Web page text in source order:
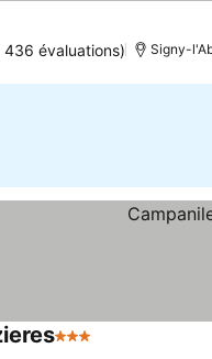
436 évaluations) Signy-
3 Étoiles